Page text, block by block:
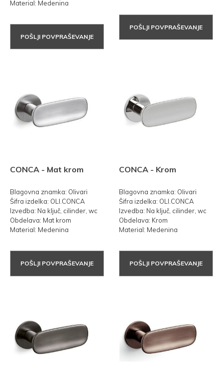
Material: Medenina
POŠLJI POVPRAŠEVANJE
POŠLJI POVPRAŠEVANJE
CONCA - Mat krom
Blagovna znamka: Olivari
Šifra izdelka: OLI.CONCA
Izvedba: Na ključ, cilinder, wc
Obdelava: Mat krom
Material: Medenina
POŠLJI POVPRAŠEVANJE
CONCA - Krom
Blagovna znamka: Olivari
Šifra izdelka: OLI.CONCA
Izvedba: Na ključ, cilinder, wc
Obdelava: Krom
Material: Medenina
POŠLJI POVPRAŠEVANJE